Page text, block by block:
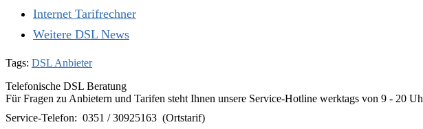
Internet Tarifrechner
Weitere DSL News
Tags: DSL Anbieter
Telefonische DSL Beratung
Für Fragen zu Anbietern und Tarifen steht Ihnen unsere Service-Hotline werktags von 9 - 20
Service-Telefon: 0351 / 30925163 (Ortstarif)